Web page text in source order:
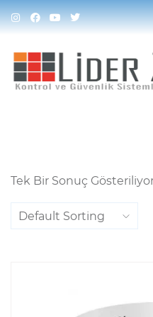
Home Ürünler “2D
Tek Bir Sonuç
Default Sorting